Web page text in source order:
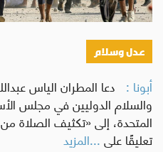
عدل وسلام
أبونا : دعا المطران الياس
والسلام الدوليين في مجلس
المتحدة، إلى «تكثيف الصلاة
تعليقًا على...المزيد